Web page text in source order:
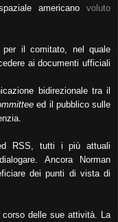
americano voluto
per il comitato, nel quale
ai documenti ufficiali
bidirezionale tra il
ed il pubblico sulle
RSS, tutti i più attuali
Ancora Norman
dei punti di vista di
corso delle sue attività. La